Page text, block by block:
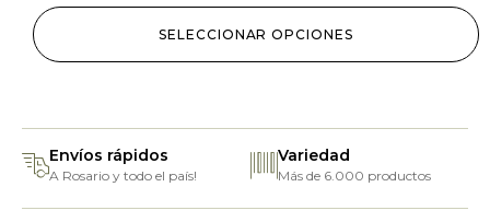
SELECCIONAR OPCIONES
Envíos rápidos
A Rosario y todo el país!
Variedad
Más de 6.000 productos